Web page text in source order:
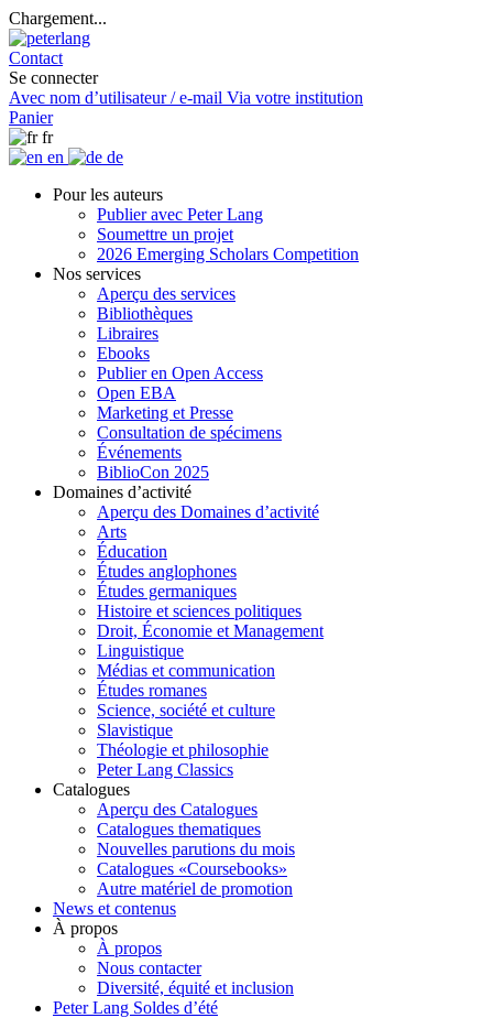
Chargement...
Contact
Se connecter
Avec nom d’utilisateur / e-mail Via votre institution
Panier
fr
en
de
Pour les auteurs
Publier avec Peter Lang
Soumettre un projet
2026 Emerging Scholars Competition
Nos services
Aperçu des services
Bibliothèques
Libraires
Ebooks
Publier en Open Access
Open EBA
Marketing et Presse
Consultation de spécimens
Événements
BiblioCon 2025
Domaines d’activité
Aperçu des Domaines d’activité
Arts
Éducation
Études anglophones
Études germaniques
Histoire et sciences politiques
Droit, Économie et Management
Linguistique
Médias et communication
Études romanes
Science, société et culture
Slavistique
Théologie et philosophie
Peter Lang Classics
Catalogues
Aperçu des Catalogues
Catalogues thematiques
Nouvelles parutions du mois
Catalogues «Coursebooks»
Autre matériel de promotion
News et contenus
À propos
À propos
Nous contacter
Diversité, équité et inclusion
Peter Lang Soldes d’été